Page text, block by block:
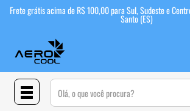
Frete grátis acima de R$ 100,00 para Sul, Sudeste e
Santo (ES)